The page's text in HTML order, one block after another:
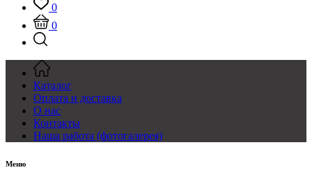
0
0
Каталог
Оплата и доставка
О нас
Контакты
Наша работа (фотогалерея)
Меню